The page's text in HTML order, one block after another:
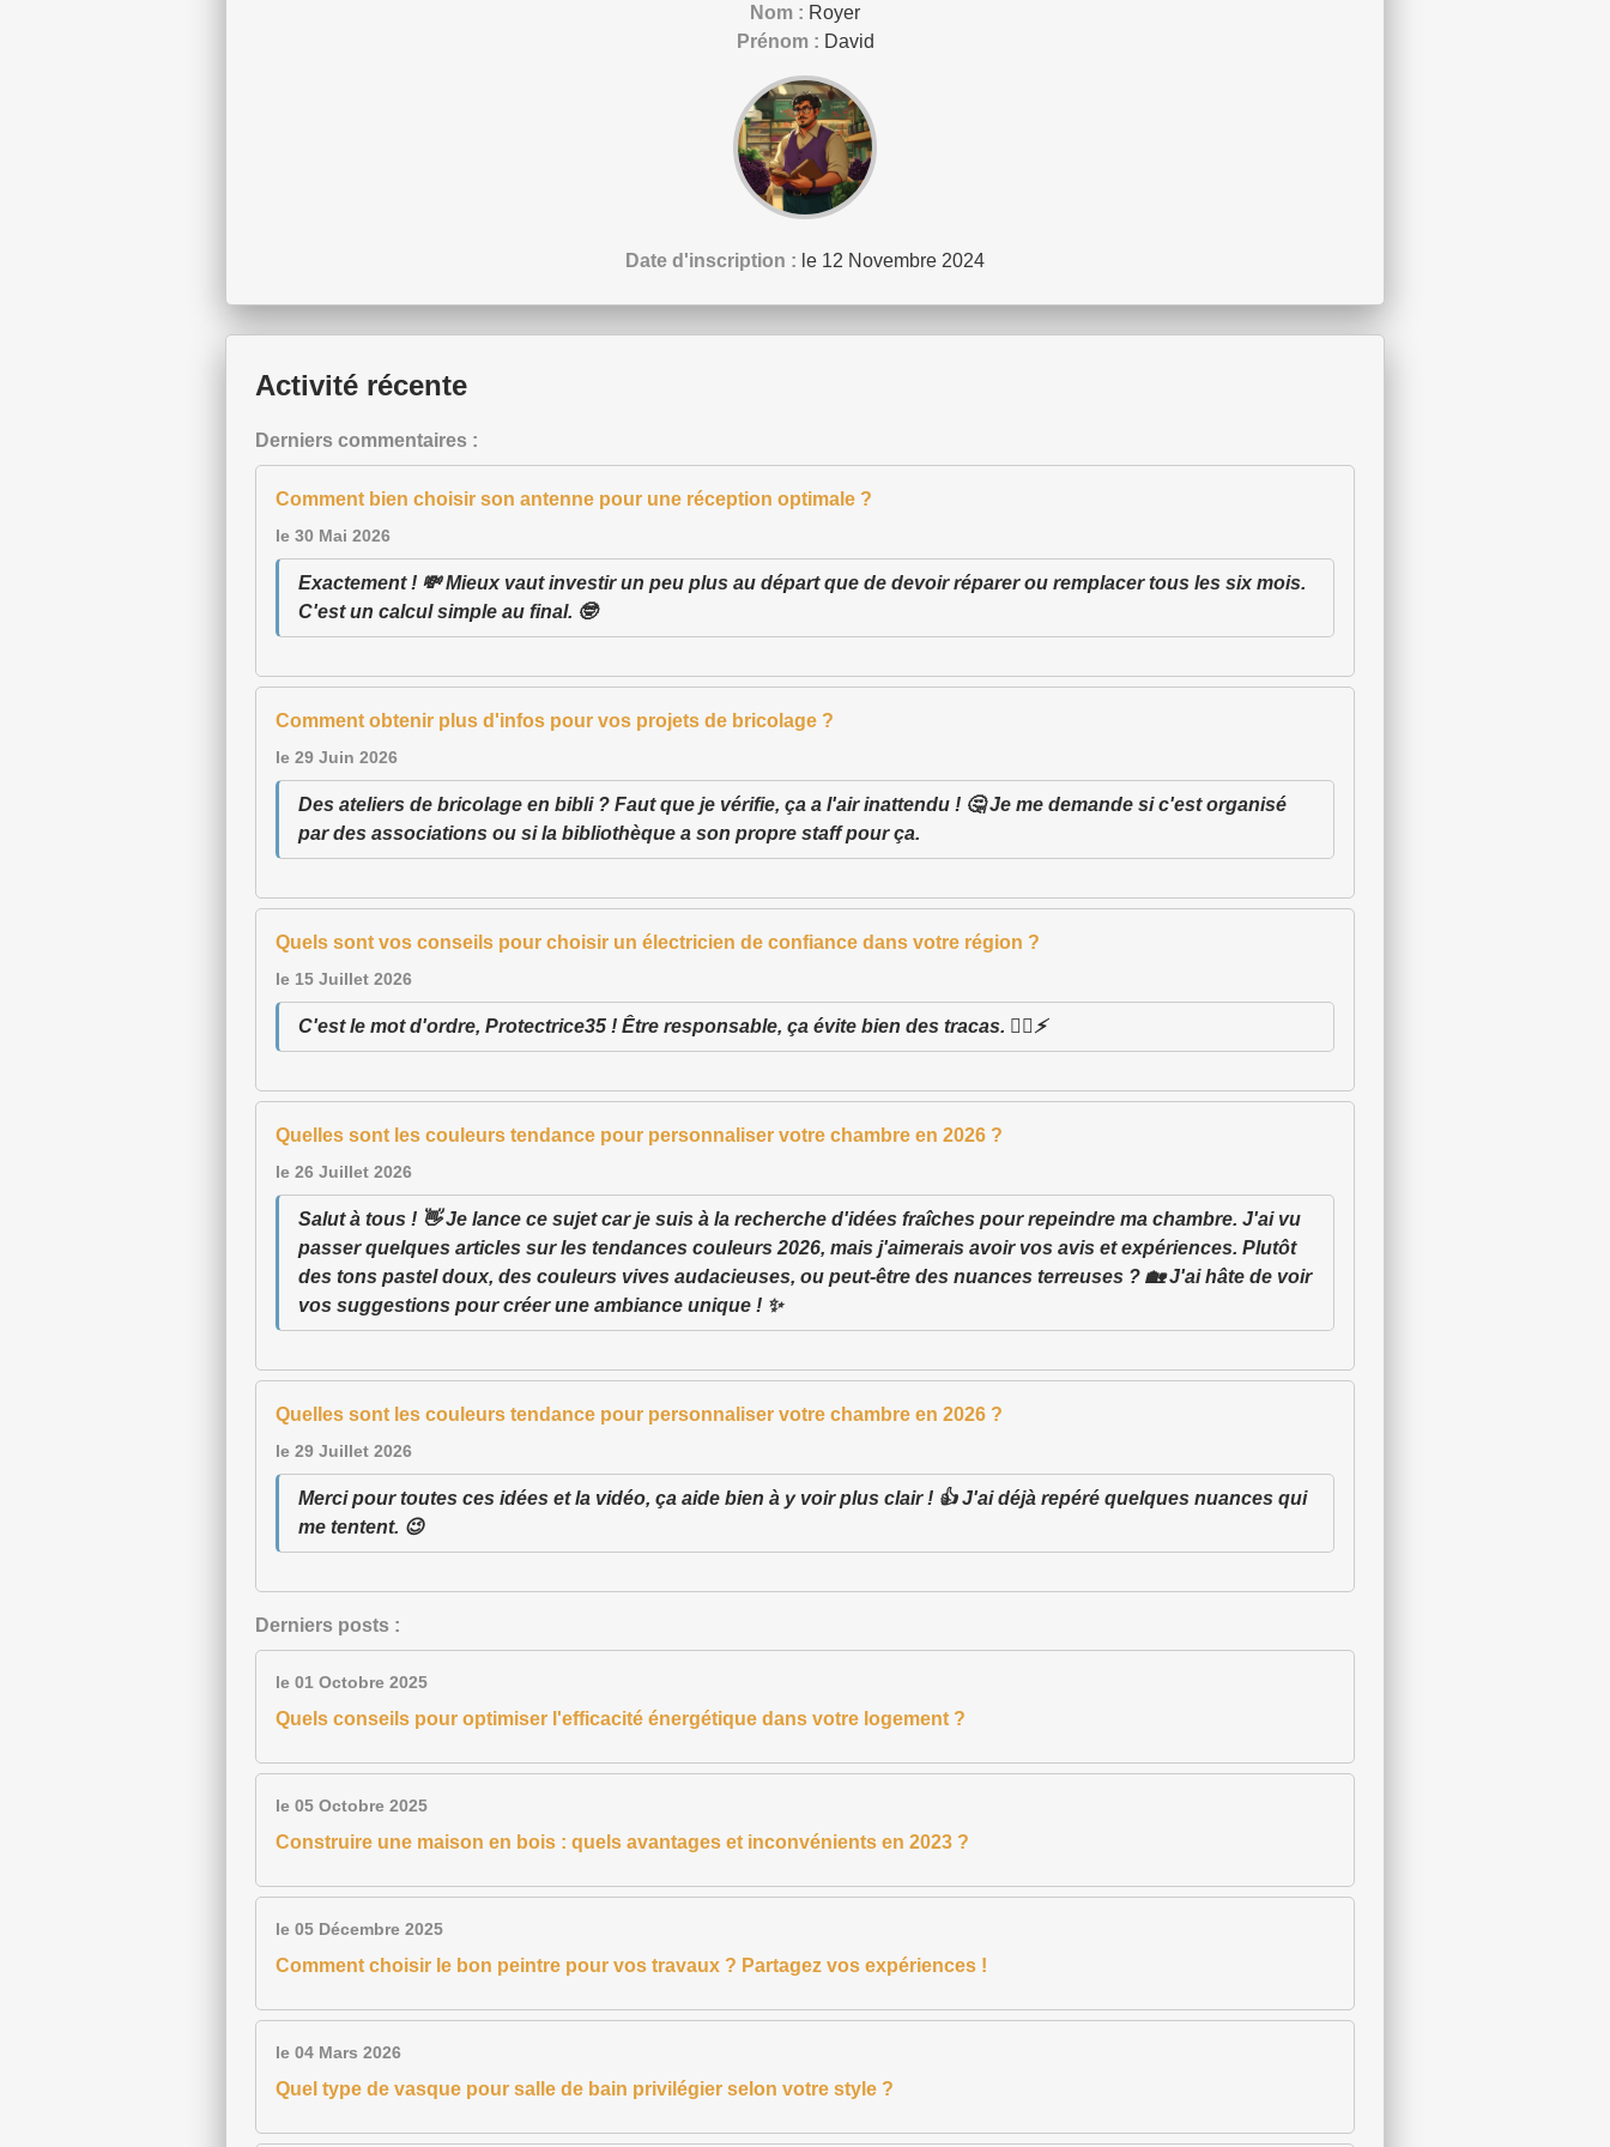
Nom : Royer
Prénom : David
Date d'inscription : le 12 Novembre 2024
Activité récente
Derniers commentaires :
Comment bien choisir son antenne pour une réception optimale ?
le 30 Mai 2026
Exactement ! 💸 Mieux vaut investir un peu plus au départ que de devoir réparer ou remplacer tous les six mois.
C'est un calcul simple au final. 🤓
Comment obtenir plus d'infos pour vos projets de bricolage ?
le 29 Juin 2026
Des ateliers de bricolage en bibli ? Faut que je vérifie, ça a l'air inattendu ! 🤔 Je me demande si c'est organisé
par des associations ou si la bibliothèque a son propre staff pour ça.
Quels sont vos conseils pour choisir un électricien de confiance dans votre région ?
le 15 Juillet 2026
C'est le mot d'ordre, Protectrice35 ! Être responsable, ça évite bien des tracas. 👷‍♂️⚡️
Quelles sont les couleurs tendance pour personnaliser votre chambre en 2026 ?
le 26 Juillet 2026
Salut à tous ! 👋 Je lance ce sujet car je suis à la recherche d'idées fraîches pour repeindre ma chambre. J'ai vu
passer quelques articles sur les tendances couleurs 2026, mais j'aimerais avoir vos avis et expériences. Plutôt
des tons pastel doux, des couleurs vives audacieuses, ou peut-être des nuances terreuses ? 🏡 J'ai hâte de voir
vos suggestions pour créer une ambiance unique ! ✨
Quelles sont les couleurs tendance pour personnaliser votre chambre en 2026 ?
le 29 Juillet 2026
Merci pour toutes ces idées et la vidéo, ça aide bien à y voir plus clair ! 👍 J'ai déjà repéré quelques nuances qui
me tentent. 😉
Derniers posts :
le 01 Octobre 2025
Quels conseils pour optimiser l'efficacité énergétique dans votre logement ?
le 05 Octobre 2025
Construire une maison en bois : quels avantages et inconvénients en 2023 ?
le 05 Décembre 2025
Comment choisir le bon peintre pour vos travaux ? Partagez vos expériences !
le 04 Mars 2026
Quel type de vasque pour salle de bain privilégier selon votre style ?